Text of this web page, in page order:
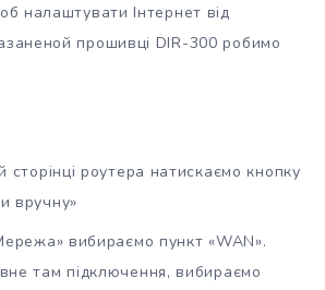
налаштувати Інтернет від
прошивці DIR-300 робимо
сторінці роутера натискаємо кнопку
вручну»
вибираємо пункт «WAN».
там підключення, вибираємо